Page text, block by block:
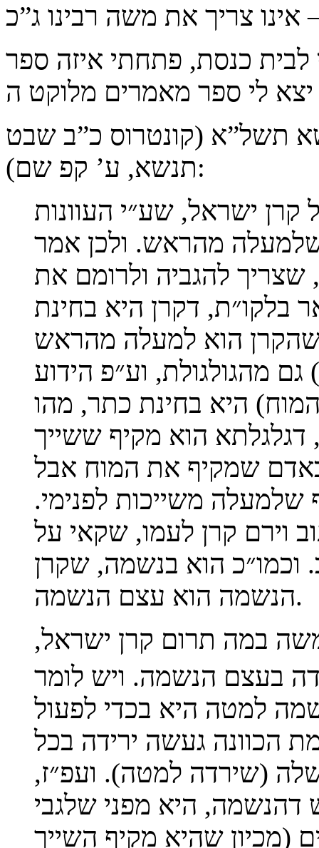
כנסת, פתחתי איזה ספר
תשל”א (קונטרוס כ”ב שבט
תנשא, ע’ קפ שם):
ישראל, שע״י העוונות
מהראש. ולכן אמר
להגביה ולרומם את
דקרן היא בחינת
שהקרן הוא למעלה מהראש
מהגולגולת, וע״פ הידוע
היא בחינת כתר, מהו
הוא מקיף ששייך
שמקיף את המוח אבל
שלמעלה משייכות לפנימי.
וירם קרן לעמו, שקאי על
וכמו״כ הוא בנשמה, שקרן
הנשמה הוא עצם הנשמה.
במה תרום קרן ישראל,
בעצם הנשמה. ויש לומר
למטה היא בכדי לפעול
הכוונה געשה ירידה בכל
(שירדה למטה). ועפ״ז,
היא מפני שלגבי
(מכיון שהיא מקיף השייך